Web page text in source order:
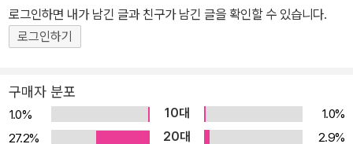
짓는 일만큼이나 여행을 좋아하고, 글 쓰는 것을 좋아하는 그녀는 프
랑스 파리, 일본 홋카이도, 그리고 우리나라 제주 등에 장기간 머물며
타국 생활의 낯섦과 외로움을 즐기고, 또 그것을 글로 옮기는 동안에
위치와 생선구이 등 그녀의 식탁 위의 메뉴에는 국경도 없고 한계도
없다. 그저, 보다 맛있게, 그리고 먹는 사람이 행복해질 수 있도록, 매
로그인하면 내가 남긴 글과 친구가 남긴 글을 확인할 수 있습니다.
로그인하기
구매자 분포
1.0% 10대
1.0%
27.2%
20대
2.9%